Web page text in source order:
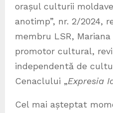
orașul culturii
anotimp”, nr. 2/2024,
membru LSR,
promotor cultural,
independentă de
Cenaclului „Expresia
Cel mai așteptat